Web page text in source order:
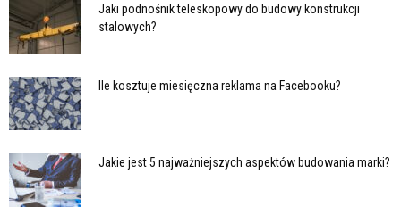
Jaki podnośnik teleskopowy do budowy konstrukcji
stalowych?
Ile kosztuje miesięczna reklama na Facebooku?
Jakie jest 5 najważniejszych aspektów budowania marki?